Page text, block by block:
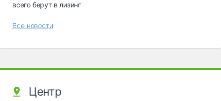
всего берут в лизинг
Все новости
Центр